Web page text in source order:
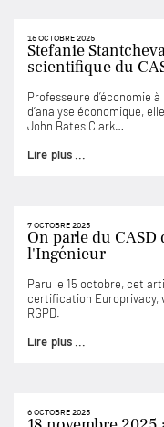
16 OCTOBRE 2025
Stefanie
scientifique du
Professeure d’économie
d’analyse économique,
John Bates Clark…
Lire plus ...
7 OCTOBRE 2025
On parle du
l'Ingénieur
Paru le 15 octobre, cet
certification Europrivacy,
RGPD.
Lire plus ...
6 OCTOBRE 2025